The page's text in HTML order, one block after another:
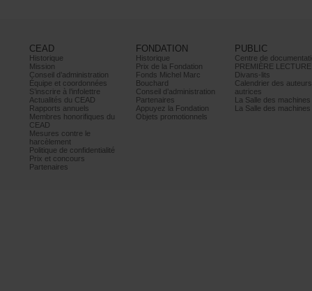
CEAD
Historique
Mission
Conseild’administration
Équipeetcoordonnées
S’inscrireàl’infolettre
ActualitésduCEAD
Rapportsannuels
Membreshonorifiquesdu
CEAD
Mesurescontrele
harcèlement
Politiquedeconfidentialité
Prixetconcours
Partenaires
FONDATION
Historique
PrixdelaFondation
FondsMichelMarc
Bouchard
Conseild’administration
Partenaires
AppuyezlaFondation
Objetspromotionnels
PUBLIC
PREMIÈRELECTURE
Divans-lits
autrices